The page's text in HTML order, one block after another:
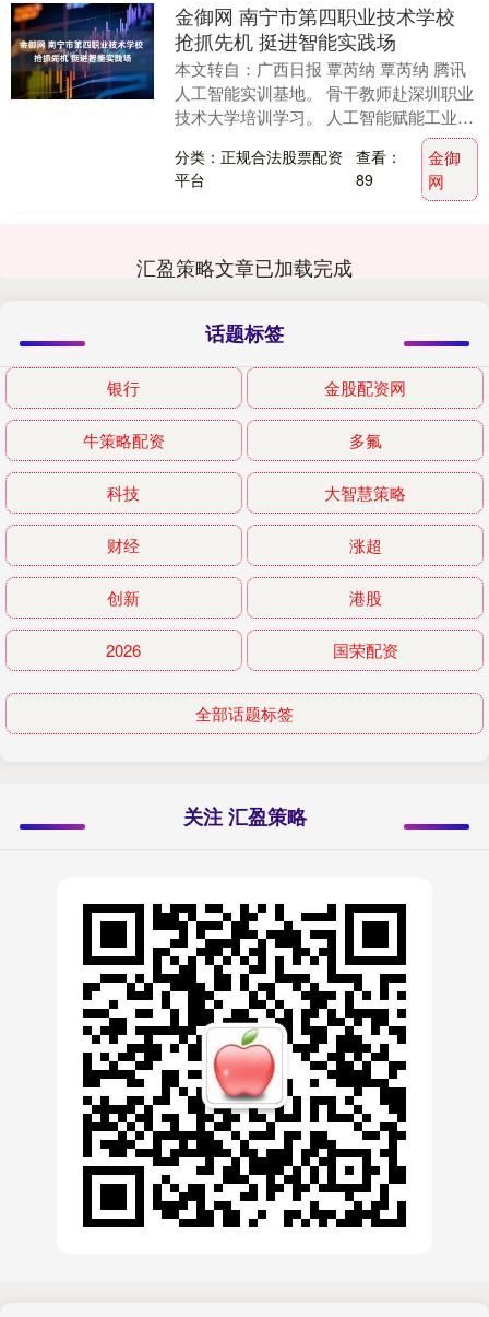
金御网 南宁市第四职业技术学校
抢抓先机 挺进智能实践场
本文转自：广西日报 覃芮纳 覃芮纳 腾讯
人工智能实训基地。 骨干教师赴深圳职业
技术大学培训学习。 人工智能赋能工业机
器人专业。 人工智能在职校 覃芮纳 核心
阅读....
分类：正规合法股票配资
平台
查看：
89
金御
网
汇盈策略文章已加载完成
话题标签
银行 金股配资网
牛策略配资 多氟
科技 大智慧策略
财经 涨超
创新 港股
2026 国荣配资
全部话题标签
关注 汇盈策略